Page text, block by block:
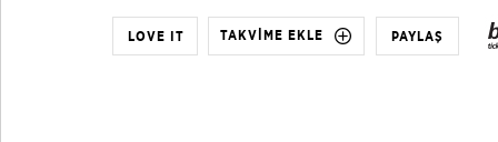
LOVE IT TAKVİME EKLE PAYLAŞ